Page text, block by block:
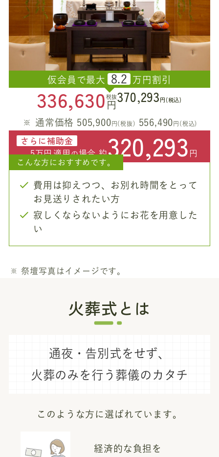
こんな方におすすめです。
費用は抑えつつ、お別れ時間をとって
お見送りされたい方
寂しくならないようにお花を用意した
い
仮会員で最大 8.2 万円割引
336,630税抜
円 370,293円(税込)
通常価格 505,900 円(税抜) 556,490 円(税込)
さらに補助金
5万円適用の場合 約320,293 円
祭壇写真はイメージです。
火葬式とは
通夜・告別式をせず、
火葬のみを行う葬儀のカタチ
このような方に選ばれています。
経済的な負担を